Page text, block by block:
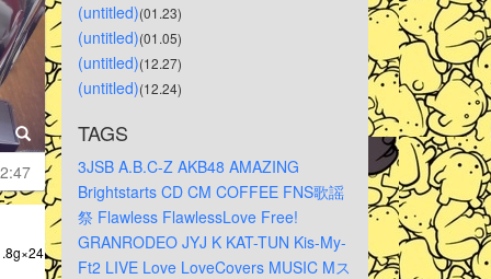
(untitled)(01.23)
(untitled)(01.05)
(untitled)(12.27)
(untitled)(12.24)
TAGS
3JSB A.B.C-Z AKB48 AMAZING
Brightstarts CD CM COFFEE FNS歌謡
祭 Flawless FlawlessLove Free!
GRANRODEO JYJ K KAT-TUN Kis-My-
Ft2 LIVE Love LoveCovers MUSIC Mス